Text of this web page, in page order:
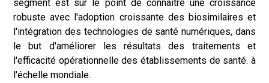
segment est sur le point de connaître une croissance
robuste avec l'adoption croissante des biosimilaires et
l'intégration des technologies de santé numériques, dans
le but d'améliorer les résultats des traitements et
l'efficacité opérationnelle des établissements de santé. à
l'échelle mondiale.